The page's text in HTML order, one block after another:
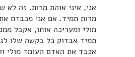
אני, איני אוהת מרות. זה לא
מרות תמיד. אם אני מכבדת
מולי ומעריכה אותו, אקבל
תמיד אבדוק כל בקשה שלו
אכבד את האדם העומד מולי